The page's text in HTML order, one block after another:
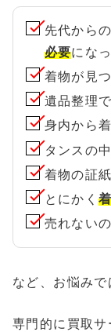
先代から
必要にな
着物が見
遺品整理
身内から
タンスの
着物の証
とにかく
売れない
など、お悩みで
専門的に買取